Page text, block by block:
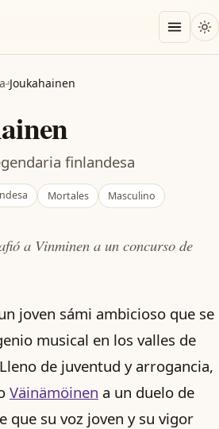
Joukahainen
finlandesa
Mortales Masculino
a Vinminen a un concurso de
joven sámi ambicioso que se
musical en los valles de
de juventud y arrogancia,
Väinämöinen a un duelo de
que su voz joven y su vigor